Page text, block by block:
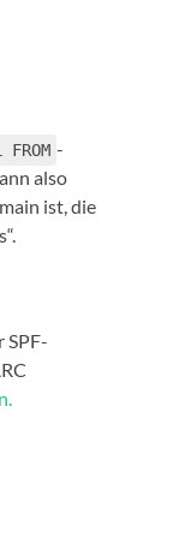
FROM -
also
ist, die
SPF-